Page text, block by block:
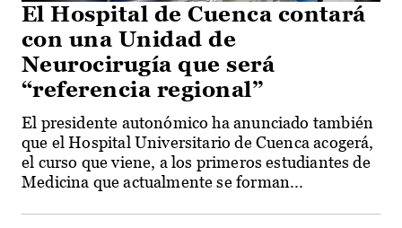
El Hospital de Cuenca contará
con una Unidad de
Neurocirugía que será
“referencia regional”
El presidente autonómico ha anunciado también
que el Hospital Universitario de Cuenca acogerá,
el curso que viene, a los primeros estudiantes de
Medicina que actualmente se forman...